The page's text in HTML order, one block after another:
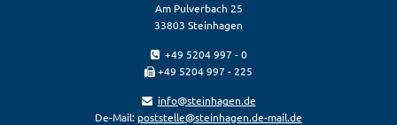
Am Pulverbach 25
33803 Steinhagen
+49 5204 997 - 0
+49 5204 997 - 225
info@steinhagen.de
De-Mail: poststelle@steinhagen.de-mail.de